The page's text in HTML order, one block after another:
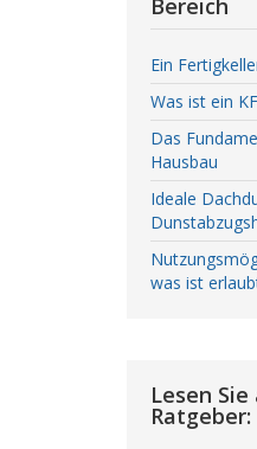
Bereich
Ein
Was ist ein
Das
Hausbau
Ideale
was ist
Lesen
Ratgeber: